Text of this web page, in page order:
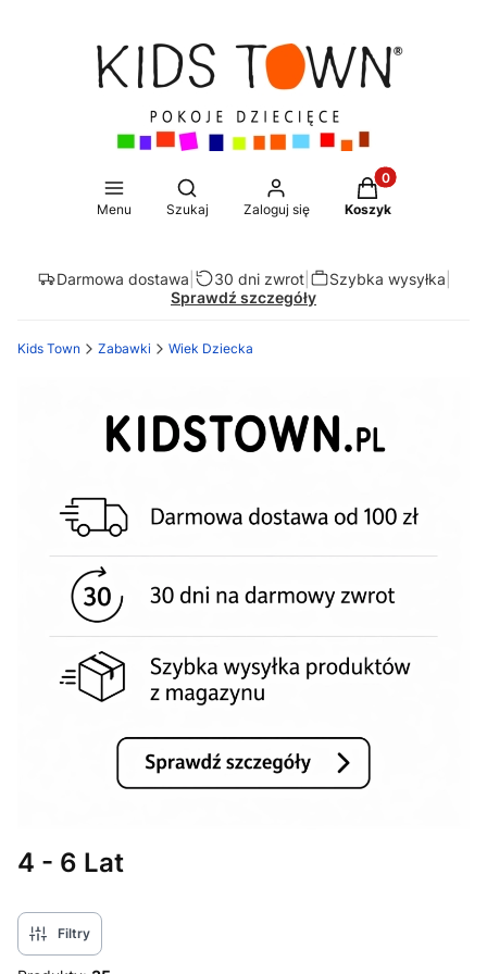
Menu
Otwórz wyszukiwarkę
Szukaj Zaloguj się
Produkty w
Koszyk
Darmowa dostawa 30 dni zwrot| Szybka wysyłka
Sprawdź szczegóły
Kids Town Zabawki Wiek Dziecka
4 - 6 Lat
Filtry